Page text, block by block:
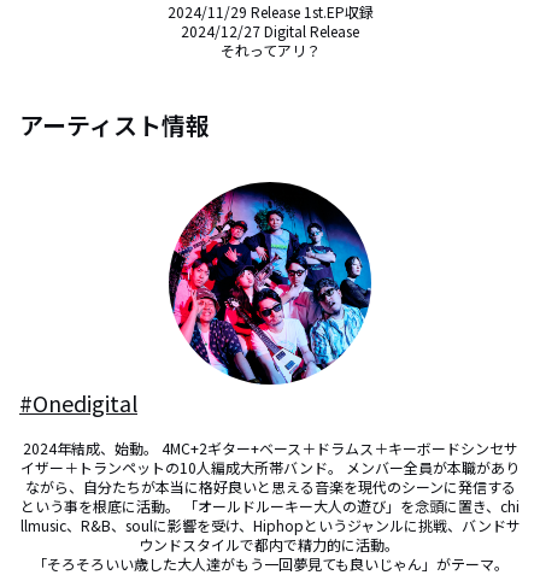
2024/11/29 Release 1st.EP収録
2024/12/27 Digital Release
それってアリ？
アーティスト情報
#Onedigital
2024年結成、始動。 4MC+2ギター+ベース＋ドラムス＋キーボードシンセサ
イザー＋トランペットの10人編成大所帯バンド。 メンバー全員が本職があり
ながら、自分たちが本当に格好良いと思える音楽を現代のシーンに発信する
という事を根底に活動。 「オールドルーキー大人の遊び」を念頭に置き、chi
llmusic、R&B、soulに影響を受け、Hiphopというジャンルに挑戦、バンドサ
ウンドスタイルで都内で精力的に活動。
「そろそろいい歳した大人達がもう一回夢見ても良いじゃん」がテーマ。